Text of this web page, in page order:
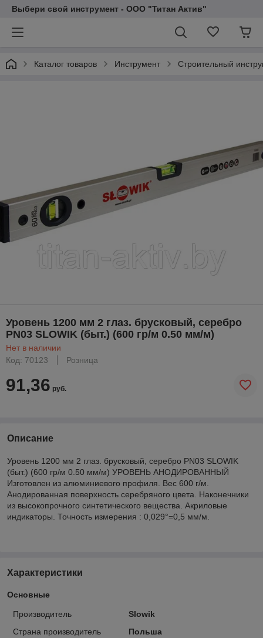
Выбери свой инструмент - ООО "Титан Актив"
Каталог товаров Инструмент Строительный
Уровень 1200 мм 2 глаз. брусковый, серебро
PN03 SLOWIK (быт.) (600 гр/м 0.50 мм/м)
Нет в наличии
Код: 70123
Розница
91,36 руб.
Описание
Уровень 1200 мм 2 глаз. брусковый, серебро PN03 SLOWIK
(быт.) (600 гр/м 0.50 мм/м) УРОВЕНЬ АНОДИРОВАННЫЙ
Изготовлен из алюминиевого профиля. Вес 600 г/м.
Анодированная поверхность серебряного цвета. Наконечники
из высокопрочного синтетического вещества. Акриловые
индикаторы. Точность измерения : 0,029°=0,5 мм/м.
Характеристики
Основные
Производитель
Slowik
Страна производитель
Польша